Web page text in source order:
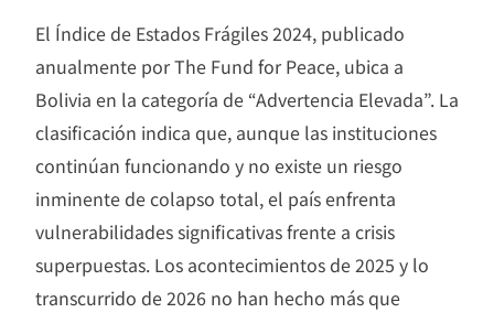
El Índice de Estados Frágiles 2024, publicado
anualmente por The Fund for Peace, ubica a
Bolivia en la categoría de “Advertencia Elevada”. La
clasificación indica que, aunque las instituciones
continúan funcionando y no existe un riesgo
inminente de colapso total, el país enfrenta
vulnerabilidades significativas frente a crisis
superpuestas. Los acontecimientos de 2025 y lo
transcurrido de 2026 no han hecho más que